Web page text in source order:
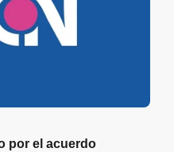
por el acuerdo